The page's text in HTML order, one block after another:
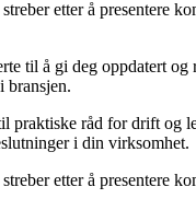
etter å presentere
å gi deg oppdatert og
bransjen.
råd for drift og
i din virksomhet.
etter å presentere